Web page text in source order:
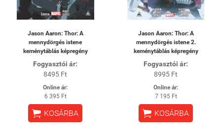
Jason Aaron: Thor: A
mennydörgés istene
keménytáblás képregény
Fogyasztói ár:
8495 Ft
Online ár:
6 395 Ft
 KOSÁRBA
Jason Aaron: Thor: A
mennydörgés istene 2.
keménytáblás képregény
Fogyasztói ár:
8995 Ft
Online ár:
7 195 Ft
 KOSÁRBA